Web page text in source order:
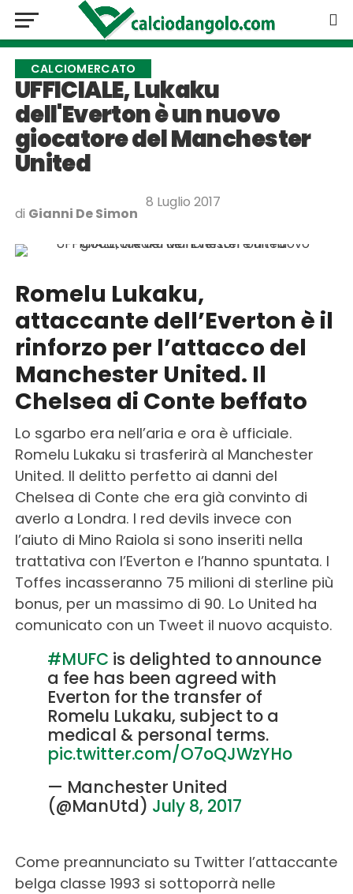
CALCIOMERCATO
UFFICIALE, Lukaku
dell'Everton è un nuovo
giocatore del Manchester
United
di Gianni De Simon
8 Luglio 2017
Romelu Lukaku,
attaccante dell’Everton è il
rinforzo per l’attacco del
Manchester United. Il
Chelsea di Conte beffato
Lo sgarbo era nell’aria e ora è ufficiale.
Romelu Lukaku si trasferirà al Manchester
United. Il delitto perfetto ai danni del
Chelsea di Conte che era già convinto di
averlo a Londra. I red devils invece con
l’aiuto di Mino Raiola si sono inseriti nella
trattativa con l’Everton e l’hanno spuntata. I
Toffes incasseranno 75 milioni di sterline più
bonus, per un massimo di 90. Lo United ha
comunicato con un Tweet il nuovo acquisto.
#MUFC is delighted to announce
a fee has been agreed with
Everton for the transfer of
Romelu Lukaku, subject to a
medical & personal terms.
pic.twitter.com/O7oQJWzYHo
— Manchester United
(@ManUtd) July 8, 2017
Come preannunciato su Twitter l’attaccante
belga classe 1993 si sottoporrà nelle